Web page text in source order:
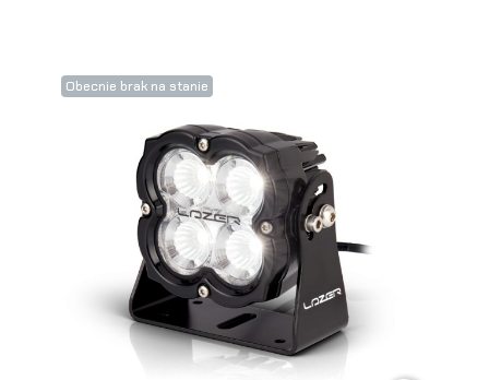
Obecnie brak na stanie